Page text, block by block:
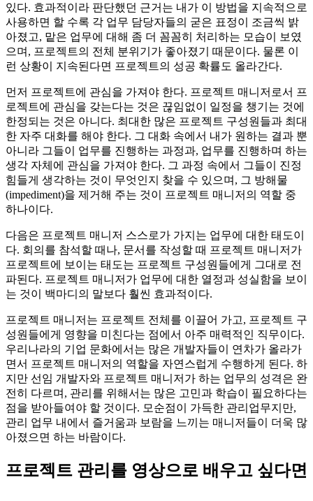
있다. 효과적이라 판단했던 근거는 내가 이 방법을 지속적으로
사용하면 할 수록 각 업무 담당자들의 굳은 표정이 조금씩 밝
아졌고, 맡은 업무에 대해 좀 더 꼼꼼히 처리하는 모습이 보였
으며, 프로젝트의 전체 분위기가 좋아졌기 때문이다. 물론 이
런 상황이 지속된다면 프로젝트의 성공 확률도 올라간다.
먼저 프로젝트에 관심을 가져야 한다. 프로젝트 매니저로서 프
로젝트에 관심을 갖는다는 것은 끊임없이 일정을 챙기는 것에
한정되는 것은 아니다. 최대한 많은 프로젝트 구성원들과 최대
한 자주 대화를 해야 한다. 그 대화 속에서 내가 원하는 결과 뿐
아니라 그들이 업무를 진행하는 과정과, 업무를 진행하며 하는
생각 자체에 관심을 가져야 한다. 그 과정 속에서 그들이 진정
힘들게 생각하는 것이 무엇인지 찾을 수 있으며, 그 방해물
(impediment)을 제거해 주는 것이 프로젝트 매니저의 역할 중
하나이다.
다음은 프로젝트 매니저 스스로가 가지는 업무에 대한 태도이
다. 회의를 참석할 때나, 문서를 작성할 때 프로젝트 매니저가
프로젝트에 보이는 태도는 프로젝트 구성원들에게 그대로 전
파된다. 프로젝트 매니저가 업무에 대한 열정과 성실함을 보이
는 것이 백마디의 말보다 훨씬 효과적이다.
프로젝트 매니저는 프로젝트 전체를 이끌어 가고, 프로젝트 구
성원들에게 영향을 미친다는 점에서 아주 매력적인 직무이다.
우리나라의 기업 문화에서는 많은 개발자들이 연차가 올라가
면서 프로젝트 매니저의 역할을 자연스럽게 수행하게 된다. 하
지만 선임 개발자와 프로젝트 매니저가 하는 업무의 성격은 완
전히 다르며, 관리를 위해서는 많은 고민과 학습이 필요하다는
점을 받아들여야 할 것이다. 모순점이 가득한 관리업무지만,
관리 업무 내에서 즐거움과 보람을 느끼는 매니저들이 더욱 많
아졌으면 하는 바람이다.
프로젝트 관리를 영상으로 배우고 싶다면